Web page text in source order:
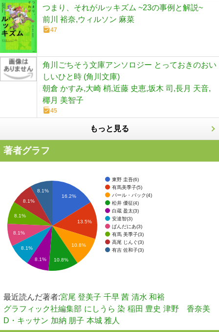
つまり、それがルッキズム ~23の事例と解説~
前川 裕奈,ウィルソン 麻菜
47
角川ごちそう文庫アンソロジー とっておきのおい
しいひと時 (角川文庫)
朝倉 かすみ,大崎 梢,近藤 史恵,坂木 司,長月 天音,
椰月 美智子
45
もっと見る
著者グラフ
東野 圭吾(6)
有馬美季子(5)
パール・バック(4)
松井 優征(4)
白蔵 盈太(3)
安達智(3)
ぱんだにあ(3)
有馬 美季子(3)
高尾 じんぐ(3)
有吉 佐和子(3)
16.2%
13.5%
10.8%
8.1%
8.1%
8.1%
8.1%
8.1%
8.1% 10.8%
最近読んだ著者:宮尾 登美子 千早 茜 清水 和裕
グラフィック社編集部 にしうら 染 稲田 豊史 津野 香奈美
D・キッサン 加納 朋子 本城 雅人